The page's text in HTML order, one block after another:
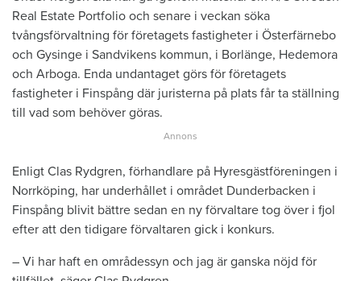
Real Estate Portfolio och senare i veckan söka
tvångsförvaltning för företagets fastigheter i Österfärnebo
och Gysinge i Sandvikens kommun, i Borlänge, Hedemora
och Arboga. Enda undantaget görs för företagets
fastigheter i Finspång där juristerna på plats får ta ställning
till vad som behöver göras.
Enligt Clas Rydgren, förhandlare på Hyresgästföreningen i
Norrköping, har underhållet i området Dunderbacken i
Finspång blivit bättre sedan en ny förvaltare tog över i fjol
efter att den tidigare förvaltaren gick i konkurs.
– Vi har haft en områdessyn och jag är ganska nöjd för